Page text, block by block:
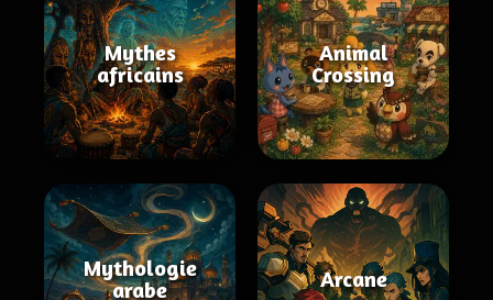
Mythes
africains
Animal
Crossing
Mythologie
arabe
Arcane